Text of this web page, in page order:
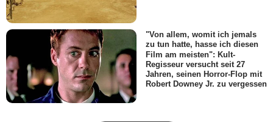
"Von allem, womit ich jemals
zu tun hatte, hasse ich diesen
Film am meisten": Kult-
Regisseur versucht seit 27
Jahren, seinen Horror-Flop mit
Robert Downey Jr. zu vergessen